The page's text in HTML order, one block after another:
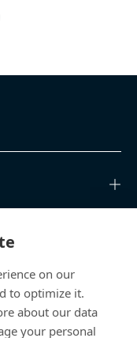
on our
to optimize it.
about our data
your personal